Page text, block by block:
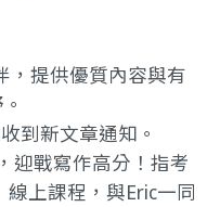
，提供優質內容與有
到新文章通知。
迎戰寫作高分！指考
線上課程，與Eric一同